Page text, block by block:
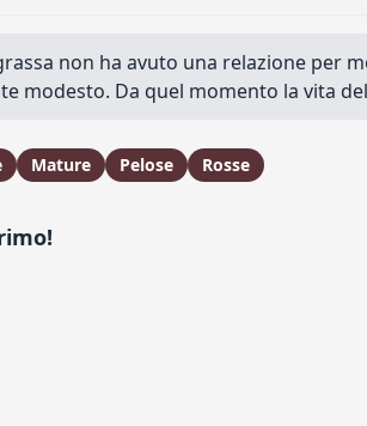
non ha avuto una relazione per
modesto. Da quel momento la vita
Mature Pelose Rosse